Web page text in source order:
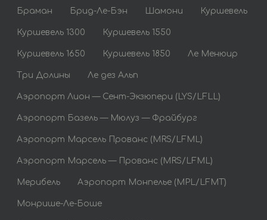
Браман Брид-Ле-Бэн Шамони Куршевель
Куршевель 1300 Куршевель 1550
Куршевель 1650 Куршевель 1850 Ле Менюир
Три Долины Ле дез Альп
Аэропорт Лион — Сент-Экзюпери (LYS/LFLL)
Аэропорт Базель — Мюлуз — Фрайбург
Аэропорт Марсель Прованс (MRS/LFML)
Аэропорт Марсель — Прованс (MRS/LFML)
Мерибель Аэропорт Монпелье (MPL/LFMT)
Монрише-Ле-Боше